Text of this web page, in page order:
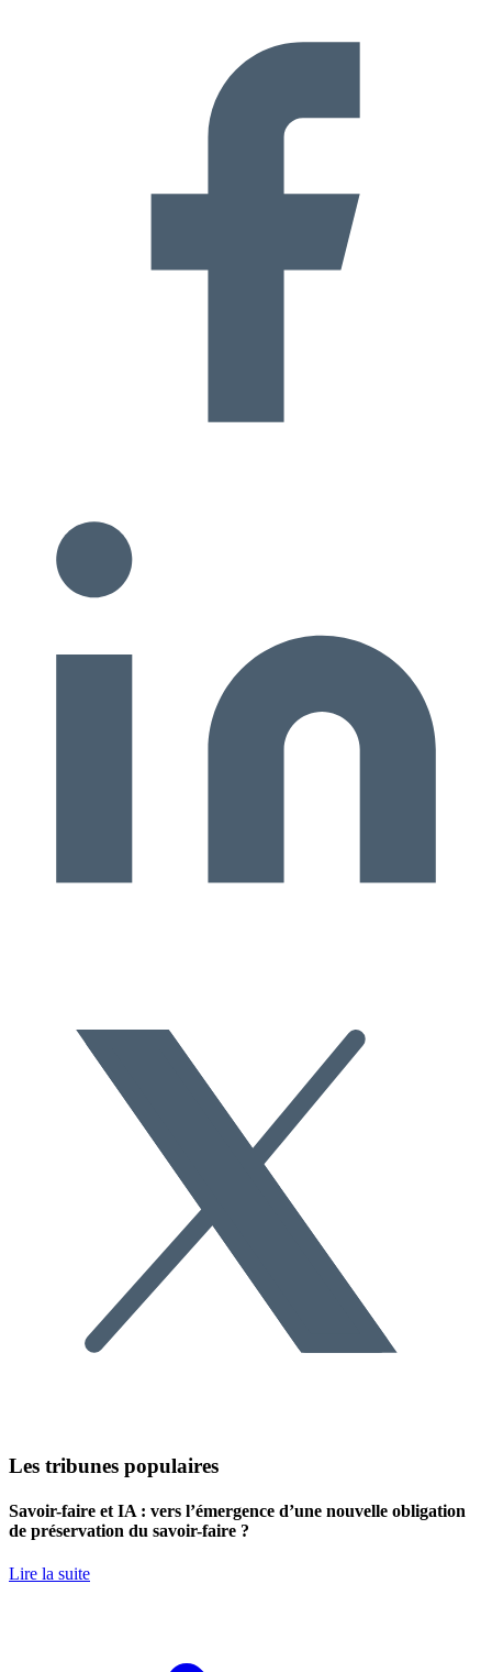
Les tribunes populaires
Savoir-faire et IA : vers l’émergence d’une nouvelle obligation
de préservation du savoir-faire ?
Lire la suite